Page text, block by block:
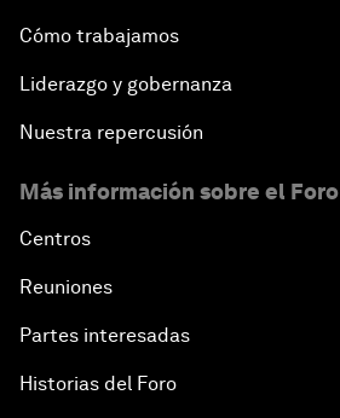
Cómo trabajamos
Liderazgo y gobernanza
Nuestra repercusión
Más información sobre el Foro
Centros
Reuniones
Partes interesadas
Historias del Foro